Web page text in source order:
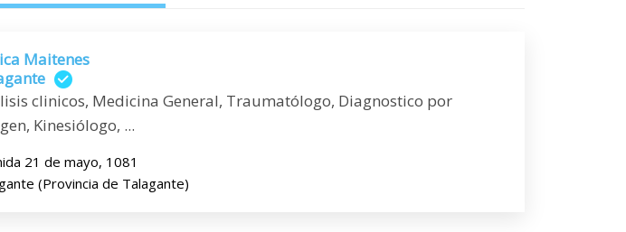
Maitenes
clinicos, Medicina General, Traumatólogo, Diagnostico por
Kinesiólogo, ...
21 de mayo, 1081
(Provincia de Talagante)